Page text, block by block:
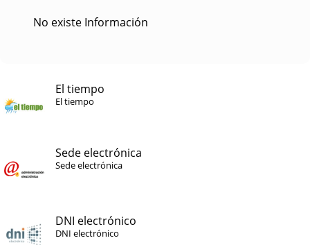
No existe Información
El tiempo
El tiempo
Sede electrónica
Sede electrónica
DNI electrónico
DNI electrónico